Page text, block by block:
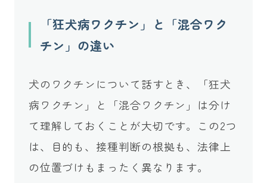
「狂犬病ワクチン」と「混合ワク
チン」の違い
犬のワクチンについて話すとき、「狂犬
病ワクチン」と「混合ワクチン」は分け
て理解しておくことが大切です。この2つ
は、目的も、接種判断の根拠も、法律上
の位置づけもまったく異なります。